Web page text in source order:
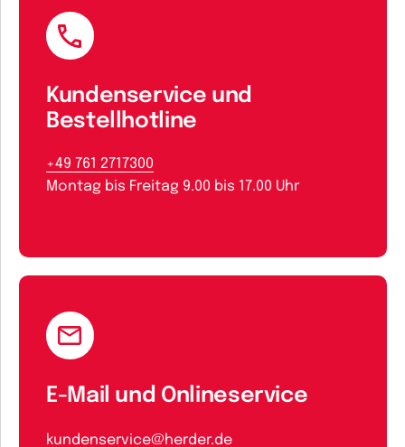
Kundenservice und
Bestellhotline
+49 761 2717300
Montag bis Freitag 9.00 bis 17.00 Uhr
E-Mail und Onlineservice
kundenservice@herder.de